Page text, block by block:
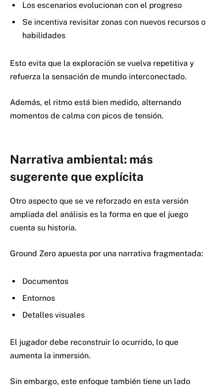
Los escenarios evolucionan con el progreso
Se incentiva revisitar zonas con nuevos recursos o
habilidades
Esto evita que la exploración se vuelva repetitiva y
refuerza la sensación de mundo interconectado.
Además, el ritmo está bien medido, alternando
momentos de calma con picos de tensión.
Narrativa ambiental: más
sugerente que explícita
Otro aspecto que se ve reforzado en esta versión
ampliada del análisis es la forma en que el juego
cuenta su historia.
Ground Zero apuesta por una narrativa fragmentada:
Documentos
Entornos
Detalles visuales
El jugador debe reconstruir lo ocurrido, lo que
aumenta la inmersión.
Sin embargo, este enfoque también tiene un lado